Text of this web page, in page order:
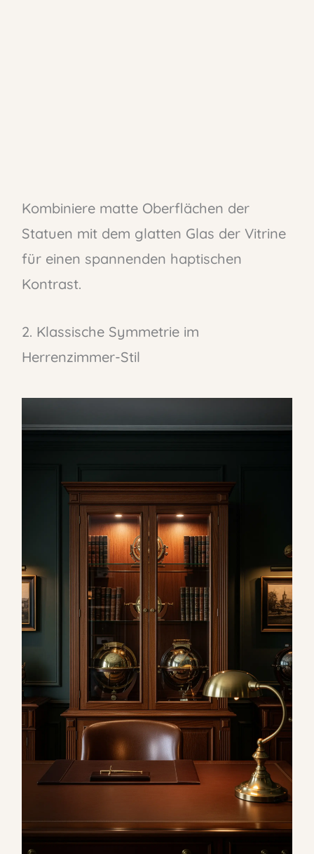
Kombiniere matte Oberflächen der
Statuen mit dem glatten Glas der Vitrine
für einen spannenden haptischen
Kontrast.
2. Klassische Symmetrie im
Herrenzimmer-Stil